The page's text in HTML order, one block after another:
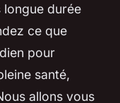
longue durée
ce que
pour
santé,
allons vous